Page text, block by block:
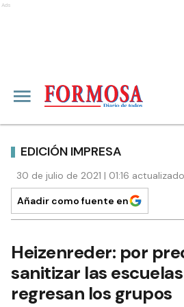
Ads
EDICIÓN IMPRESA
30 de julio de 2021 | 01:16
Añadir como fuente en
Heizenreder: por
sanitizar las
regresan los grupos